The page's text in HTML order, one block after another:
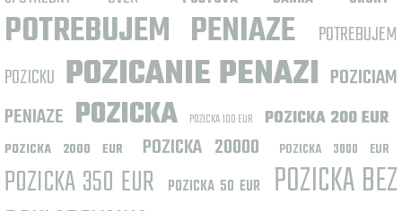
POTREBUJEM PENIAZE
POTREBUJEM
POZICKU POZICANIE PENAZI POZICIAM
PENIAZE POZICKA POZICKA 100 EUR POZICKA 200 EUR
POZICKA 2000 EUR POZICKA 20000 POZICKA 3000 EUR
POZICKA 350 EUR POZICKA 50 EUR
POZICKA BEZ